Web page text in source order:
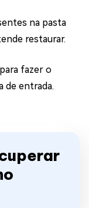
na pasta
restaurar.
fazer o
de entrada.